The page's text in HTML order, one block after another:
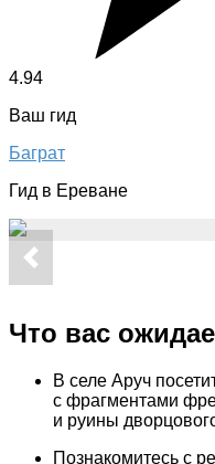
4.94
Ваш гид
Баграт
Гид в Ереване
Что вас
В селе Аруч
с фрагментами
и руины
Познакомитесь с